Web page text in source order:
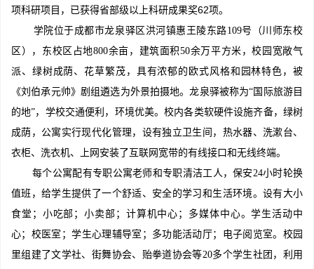
项科研项目，已获得省部级以上科研成果奖62项。
学院位于成都市龙泉驿区洪河镇惠王陵东路109号（川师东校
区），东校区占地800余亩，建筑面积50余万平方米，校园宽敞气
派、绿树成荫、花草繁茂，具有浓郁的欧式风格和园林特色，被
《刘伯承元帅》剧组遴选为外景拍摄地。龙泉驿被称为“国际旅游目
的地”，学校交通便利，环境优美。校内各类软硬件设施齐备，绿树
成荫，公寓实行现代化管理，设有独立卫生间，热水器、洗漱台、
衣柜、洗衣机、上网安装了互联网宽带的有线接口和无线终端。
每个公寓配有专职公寓老师和专职清洁工人，保安24小时轮换
值班，给学生提供了一个舒适、安全的学习和生活环境。设有大小
食堂；小吃部；小卖部；计算机中心；多媒体中心。学生活动中
心；校医室；学生心理辅导室；多功能活动厅；电子阅览室。校园
里组建了文学社、街舞协会、贻拳道协会等20多个学生社团，利用